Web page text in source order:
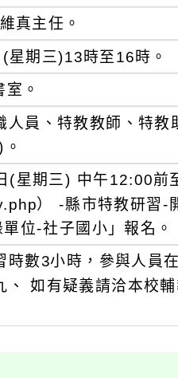
真主任。
期三)13時至16時。
。
員、特教教師、特教
(星期三) 中午12:00前
） -縣市特教研習-
位-社子國小」報名。
數3小時，參與人員
、 如有疑義請洽本校